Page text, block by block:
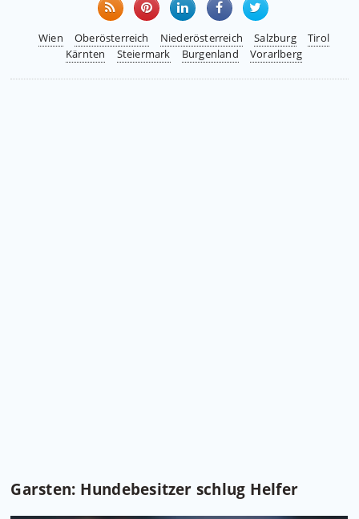
Wien Oberösterreich Niederösterreich Salzburg
Tirol
Kärnten
Steiermark Burgenland Vorarlberg
Garsten: Hundebesitzer schlug Helfer